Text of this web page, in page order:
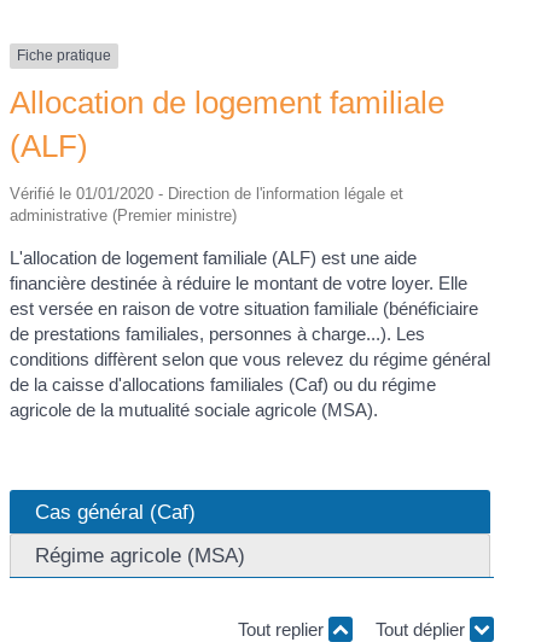
Fiche pratique
Allocation de logement familiale
(ALF)
Vérifié le 01/01/2020 - Direction de l'information légale et
administrative (Premier ministre)
L'allocation de logement familiale (ALF) est une aide
financière destinée à réduire le montant de votre loyer. Elle
est versée en raison de votre situation familiale (bénéficiaire
de prestations familiales, personnes à charge...). Les
conditions diffèrent selon que vous relevez du régime général
de la caisse d'allocations familiales (Caf) ou du régime
agricole de la mutualité sociale agricole (MSA).
Cas général (Caf)
Régime agricole (MSA)
Tout replier Tout déplier